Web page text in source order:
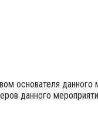
основателя
данного